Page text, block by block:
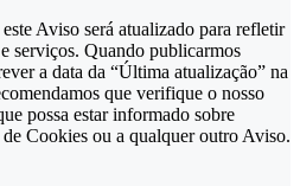
Aviso será atualizado para refletir
serviços. Quando publicarmos
a data da “Última atualização” na
que verifique o nosso
possa estar informado sobre
Cookies ou a qualquer outro Aviso.